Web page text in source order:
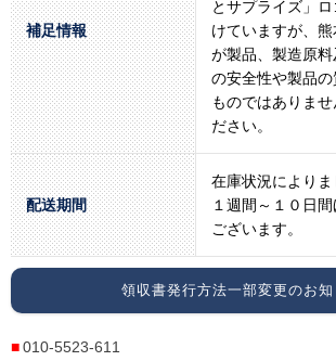
補足情報
とサプライズ」
けていますが、
が製品、製造原
の安全性や製品
ものではありま
ださい。
配送期間
在庫状況により
１週間～１０日
ございます。
領収書発行方法一部変更のお知
010-5523-611